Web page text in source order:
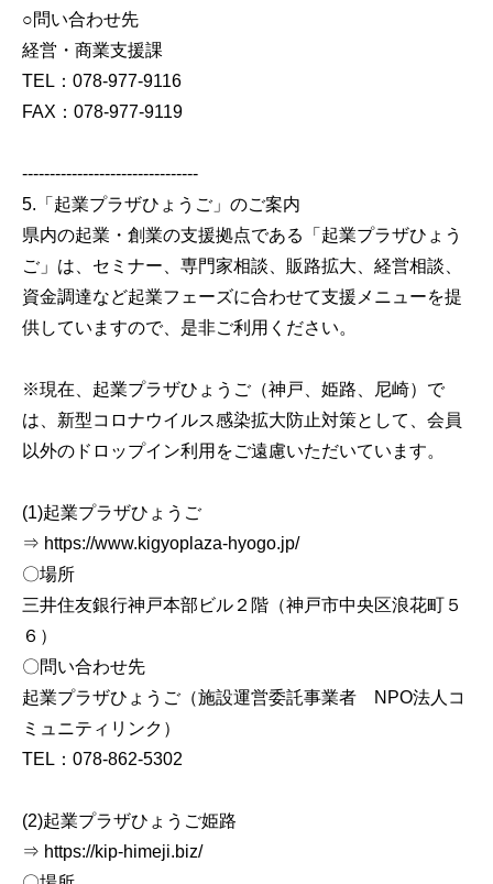
○問い合わせ先
経営・商業支援課
TEL：078-977-9116
FAX：078-977-9119
--------------------------------
5.「起業プラザひょうご」のご案内
県内の起業・創業の支援拠点である「起業プラザひょう
ご」は、セミナー、専門家相談、販路拡大、経営相談、
資金調達など起業フェーズに合わせて支援メニューを提
供していますので、是非ご利用ください。
※現在、起業プラザひょうご（神戸、姫路、尼崎）で
は、新型コロナウイルス感染拡大防止対策として、会員
以外のドロップイン利用をご遠慮いただいています。
(1)起業プラザひょうご
⇒ https://www.kigyoplaza-hyogo.jp/
〇場所
三井住友銀行神戸本部ビル２階（神戸市中央区浪花町５
６）
〇問い合わせ先
起業プラザひょうご（施設運営委託事業者 NPO法人コ
ミュニティリンク）
TEL：078-862-5302
(2)起業プラザひょうご姫路
⇒ https://kip-himeji.biz/